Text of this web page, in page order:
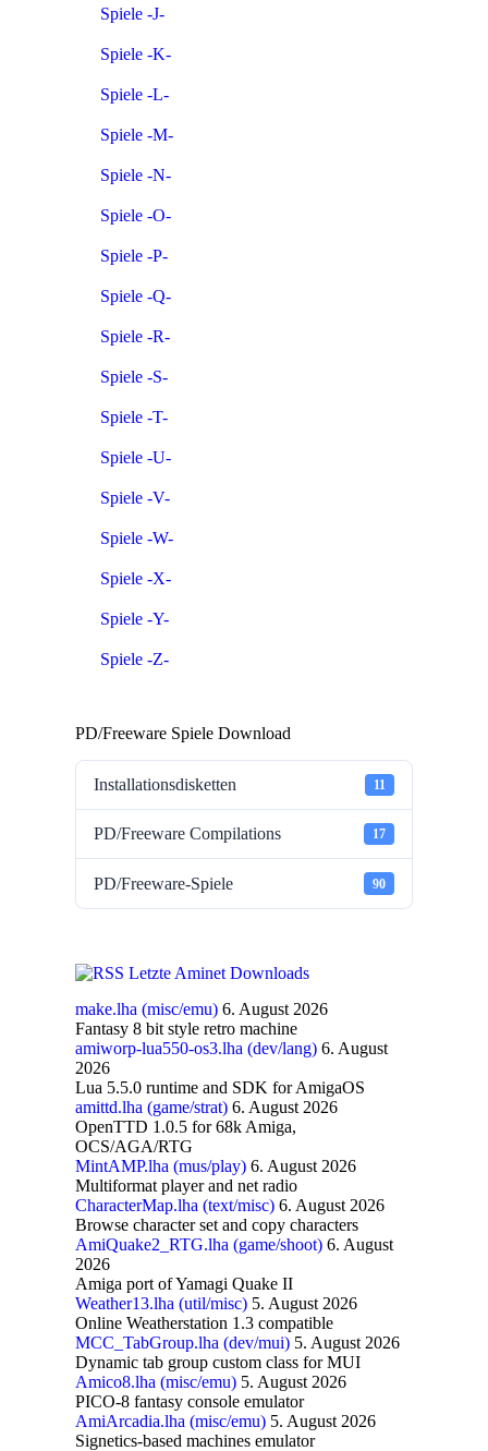
Spiele -J-
Spiele -K-
Spiele -L-
Spiele -M-
Spiele -N-
Spiele -O-
Spiele -P-
Spiele -Q-
Spiele -R-
Spiele -S-
Spiele -T-
Spiele -U-
Spiele -V-
Spiele -W-
Spiele -X-
Spiele -Y-
Spiele -Z-
PD/Freeware Spiele Download
Installationsdisketten 11
PD/Freeware Compilations 17
PD/Freeware-Spiele 90
Letzte Aminet Downloads
make.lha (misc/emu) 6. August 2026
Fantasy 8 bit style retro machine
amiworp-lua550-os3.lha (dev/lang) 6. August
2026
Lua 5.5.0 runtime and SDK for AmigaOS
amittd.lha (game/strat) 6. August 2026
OpenTTD 1.0.5 for 68k Amiga,
OCS/AGA/RTG
MintAMP.lha (mus/play) 6. August 2026
Multiformat player and net radio
CharacterMap.lha (text/misc) 6. August 2026
Browse character set and copy characters
AmiQuake2_RTG.lha (game/shoot) 6. August
2026
Amiga port of Yamagi Quake II
Weather13.lha (util/misc) 5. August 2026
Online Weatherstation 1.3 compatible
MCC_TabGroup.lha (dev/mui) 5. August 2026
Dynamic tab group custom class for MUI
Amico8.lha (misc/emu) 5. August 2026
PICO-8 fantasy console emulator
AmiArcadia.lha (misc/emu) 5. August 2026
Signetics-based machines emulator